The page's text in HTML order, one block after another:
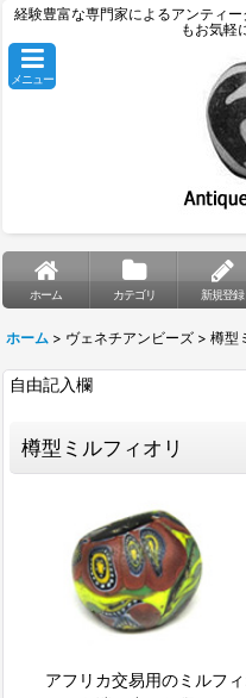
経験豊富な専門家によるアンティ
もお気軽
メニュー
ホーム カテゴリ 新規登録
ホーム > ヴェネチアンビーズ > 樽型
自由記入欄
樽型ミルフィオリ
アフリカ交易用のミルフ